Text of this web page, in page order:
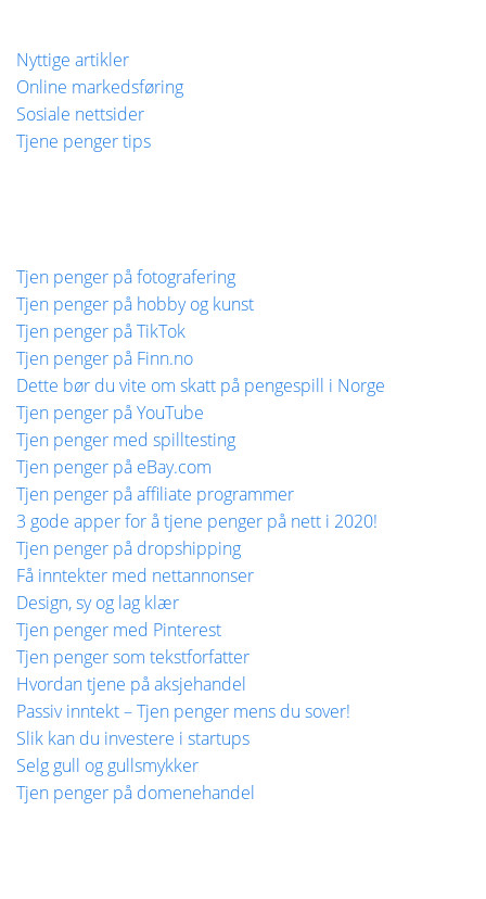
Nyttige artikler
Online markedsføring
Sosiale nettsider
Tjene penger tips
Tjen penger på fotografering
Tjen penger på hobby og kunst
Tjen penger på TikTok
Tjen penger på Finn.no
Dette bør du vite om skatt på pengespill i Norge
Tjen penger på YouTube
Tjen penger med spilltesting
Tjen penger på eBay.com
Tjen penger på affiliate programmer
3 gode apper for å tjene penger på nett i 2020!
Tjen penger på dropshipping
Få inntekter med nettannonser
Design, sy og lag klær
Tjen penger med Pinterest
Tjen penger som tekstforfatter
Hvordan tjene på aksjehandel
Passiv inntekt – Tjen penger mens du sover!
Slik kan du investere i startups
Selg gull og gullsmykker
Tjen penger på domenehandel